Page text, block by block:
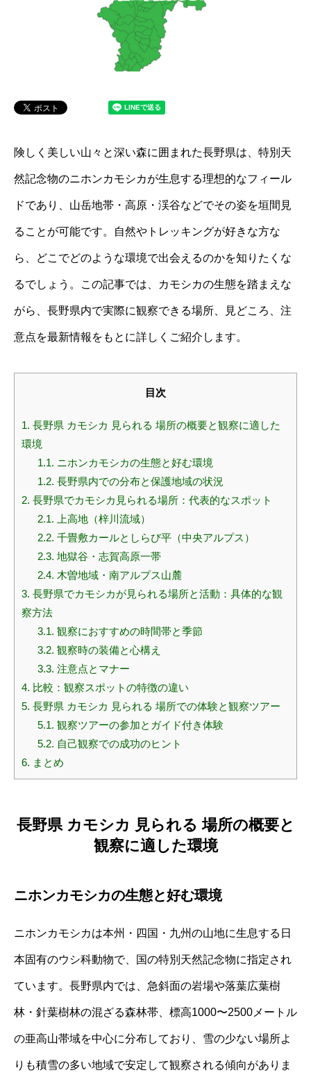
険しく美しい山々と深い森に囲まれた長野県は、特別天
然記念物のニホンカモシカが生息する理想的なフィール
ドであり、山岳地帯・高原・渓谷などでその姿を垣間見
ることが可能です。自然やトレッキングが好きな方な
ら、どこでどのような環境で出会えるのかを知りたくな
るでしょう。この記事では、カモシカの生態を踏まえな
がら、長野県内で実際に観察できる場所、見どころ、注
意点を最新情報をもとに詳しくご紹介します。
目次
1. 長野県 カモシカ 見られる 場所の概要と観察に適した
環境
1.1. ニホンカモシカの生態と好む環境
1.2. 長野県内での分布と保護地域の状況
2. 長野県でカモシカ見られる場所：代表的なスポット
2.1. 上高地（梓川流域）
2.2. 千畳敷カールとしらび平（中央アルプス）
2.3. 地獄谷・志賀高原一帯
2.4. 木曽地域・南アルプス山麓
3. 長野県でカモシカが見られる場所と活動：具体的な観
察方法
3.1. 観察におすすめの時間帯と季節
3.2. 観察時の装備と心構え
3.3. 注意点とマナー
4. 比較：観察スポットの特徴の違い
5. 長野県 カモシカ 見られる 場所での体験と観察ツアー
5.1. 観察ツアーの参加とガイド付き体験
5.2. 自己観察での成功のヒント
6. まとめ
長野県 カモシカ 見られる 場所の概要と
観察に適した環境
ニホンカモシカの生態と好む環境
ニホンカモシカは本州・四国・九州の山地に生息する日
本固有のウシ科動物で、国の特別天然記念物に指定され
ています。長野県内では、急斜面の岩場や落葉広葉樹
林・針葉樹林の混ざる森林帯、標高1000〜2500メートル
の亜高山帯域を中心に分布しており、雪の少ない場所よ
りも積雪の多い地域で安定して観察される傾向がありま